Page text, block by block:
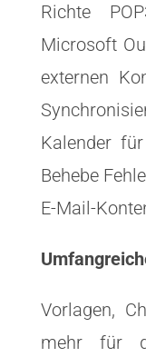
Richte
Microsoft
externen
Kalender
Behebe
E-Mail-
Vorlagen,
mehr für